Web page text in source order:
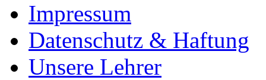
Impressum
Datenschutz & Haftung
Unsere Lehrer